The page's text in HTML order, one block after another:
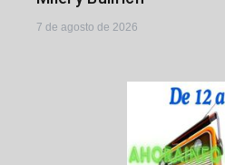
7 de agosto de 2026